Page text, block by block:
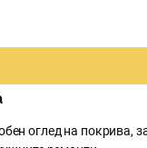
оглед на покрива,